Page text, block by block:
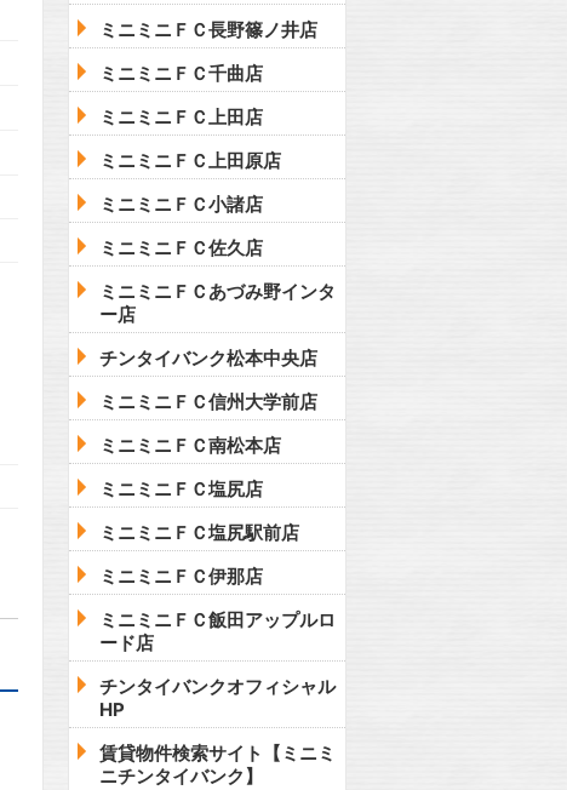
ミニミニＦＣ長野篠ノ井店
ミニミニＦＣ千曲店
ミニミニＦＣ上田店
ミニミニＦＣ上田原店
ミニミニＦＣ小諸店
ミニミニＦＣ佐久店
ミニミニＦＣあづみ野インタ
ー店
チンタイバンク松本中央店
ミニミニＦＣ信州大学前店
ミニミニＦＣ南松本店
ミニミニＦＣ塩尻店
ミニミニＦＣ塩尻駅前店
ミニミニＦＣ伊那店
ミニミニＦＣ飯田アップルロ
ード店
チンタイバンクオフィシャル
HP
賃貸物件検索サイト【ミニミ
ニチンタイバンク】